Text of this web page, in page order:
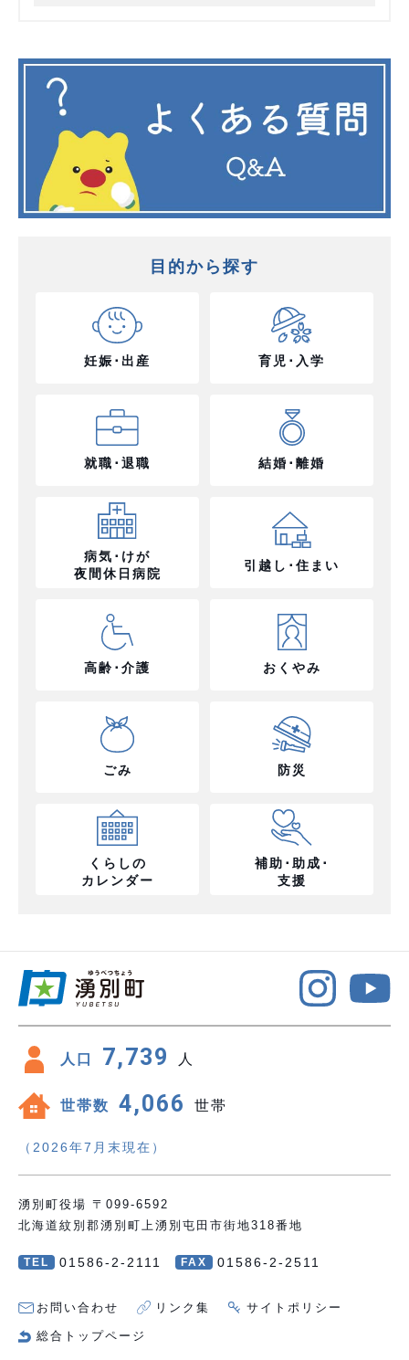
目的から探す
妊娠･出産 育児･入学
就職･退職 結婚･離婚
病気･けが
夜間休日病院
引越し･住まい
高齢･介護 おくやみ
ごみ 防災
くらしの
カレンダー
補助･助成･
支援
人口 7,739 人
世帯数 4,066 世帯
（2026年7月末現在）
湧別町役場 〒099-6592
北海道紋別郡湧別町上湧別屯田市街地318番地
TEL 01586-2-2111 FAX 01586-2-2511
お問い合わせ リンク集 サイトポリシー
総合トップページ